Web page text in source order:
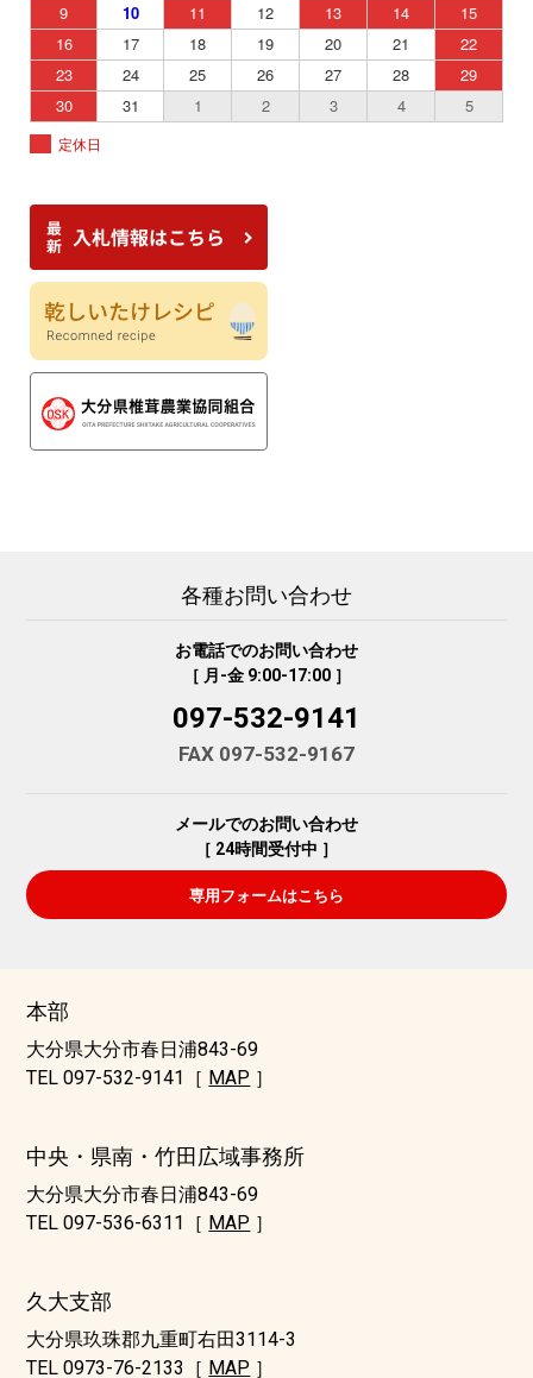
9
10 11 12 13 14
15
16
17 18 19 20 21
22
23
24 25 26 27 28
29
30
31 1 2 3 4 5
定休日
各種お問い合わせ
お電話でのお問い合わせ
［ 月-金 9:00-17:00 ］
097-532-9141
FAX 097-532-9167
メールでのお問い合わせ
［ 24時間受付中 ］
専用フォームはこちら
本部
大分県大分市春日浦843-69
TEL 097-532-9141［ MAP ］
中央・県南・竹田広域事務所
大分県大分市春日浦843-69
TEL 097-536-6311［ MAP ］
久大支部
大分県玖珠郡九重町右田3114-3
TEL 0973-76-2133［ MAP ］